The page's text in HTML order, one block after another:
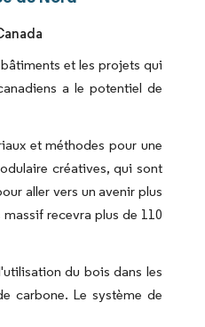
et les projets qui
a le potentiel de
et méthodes pour une
créatives, qui sont
aller vers un avenir plus
recevra plus de 110
du bois dans les
carbone. Le système de